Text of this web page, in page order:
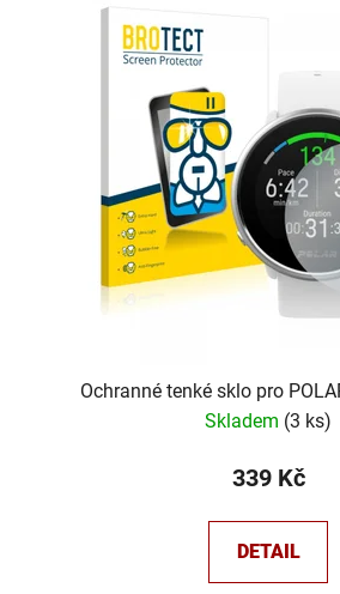
Ochranné tenké sklo pro
Skladem (3 ks)
339 Kč
DETAIL